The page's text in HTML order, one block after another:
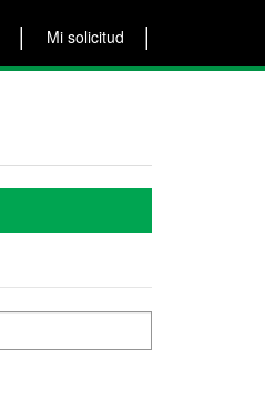
Mi solicitud